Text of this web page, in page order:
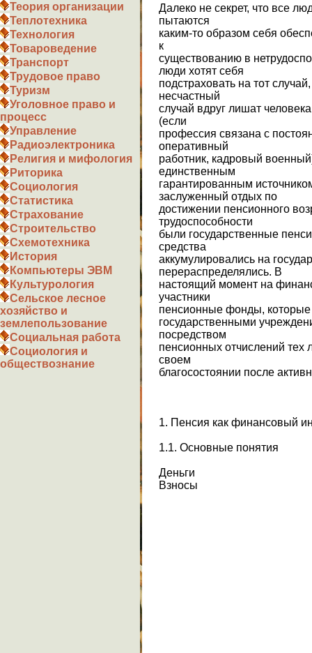
Теория организации
Теплотехника
Технология
Товароведение
Транспорт
Трудовое право
Туризм
Уголовное право и
процесс
Управление
Радиоэлектроника
Религия и мифология
Риторика
Социология
Статистика
Страхование
Строительство
Схемотехника
История
Компьютеры ЭВМ
Культурология
Сельское лесное
хозяйство и
землепользование
Социальная работа
Социология и
обществознание
Далеко не секрет, что все
пытаются
каким-то образом себя
к
существованию в
люди хотят себя
подстраховать на тот
несчастный
случай вдруг лишат
(если
профессия связана с
оперативный
работник, кадровый
единственным
гарантированным
заслуженный отдых по
достижении пенсионного
трудоспособности
были государственные
средства
аккумулировались на
перераспределялись. В
настоящий момент на
участники
пенсионные фонды, которые
государственными
посредством
пенсионных отчислений тех
своем
благосостоянии после
1. Пенсия как финансовый
1.1. Основные понятия
Деньги
Взносы